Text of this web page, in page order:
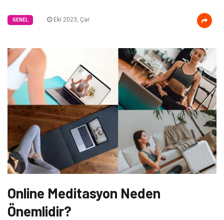
GENEL Eki 2023, Çar
Online Meditasyon Neden
Önemlidir?